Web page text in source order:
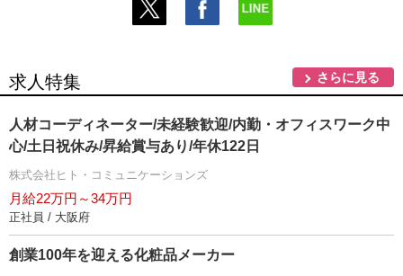
求人特集 さらに見る
人材コーディネーター/未経験歓迎/内勤・オフィスワーク中
心/土日祝休み/昇給賞与あり/年休122日
株式会社ヒト・コミュニケーションズ
月給22万円～34万円
正社員 / 大阪府
創業100年を迎える化粧品メーカー